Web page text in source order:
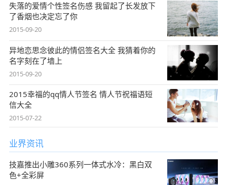
失落的爱情个性签名伤感 我留起了长发放下
了香烟也决定忘了你
2015-09-20
异地恋思念彼此的情侣签名大全 我猜着你的
名字刻在了墙上
2015-09-20
2015幸福的qq情人节签名 情人节祝福语短
信大全
2015-07-22
业界资讯
技嘉推出小雕360系列一体式水冷：黑白双
色+全彩屏